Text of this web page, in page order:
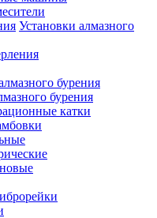
Установки алмазного
бурения
бурения
катки